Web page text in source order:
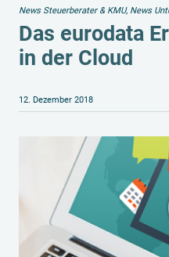
News Steuerberater & KMU, News
Das eurodata
in der Cloud
12. Dezember 2018